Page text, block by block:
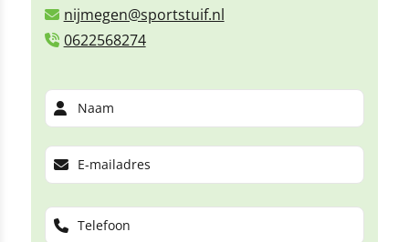
nijmegen@sportstuif.nl
0622568274